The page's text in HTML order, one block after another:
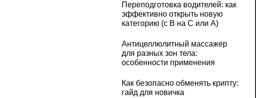
Переподготовка водителей: как
эффективно открыть новую
категорию (с B на C или А)
Антицеллюлитный массажер
для разных зон тела:
особенности применения
Как безопасно обменять крипту:
гайд для новичка